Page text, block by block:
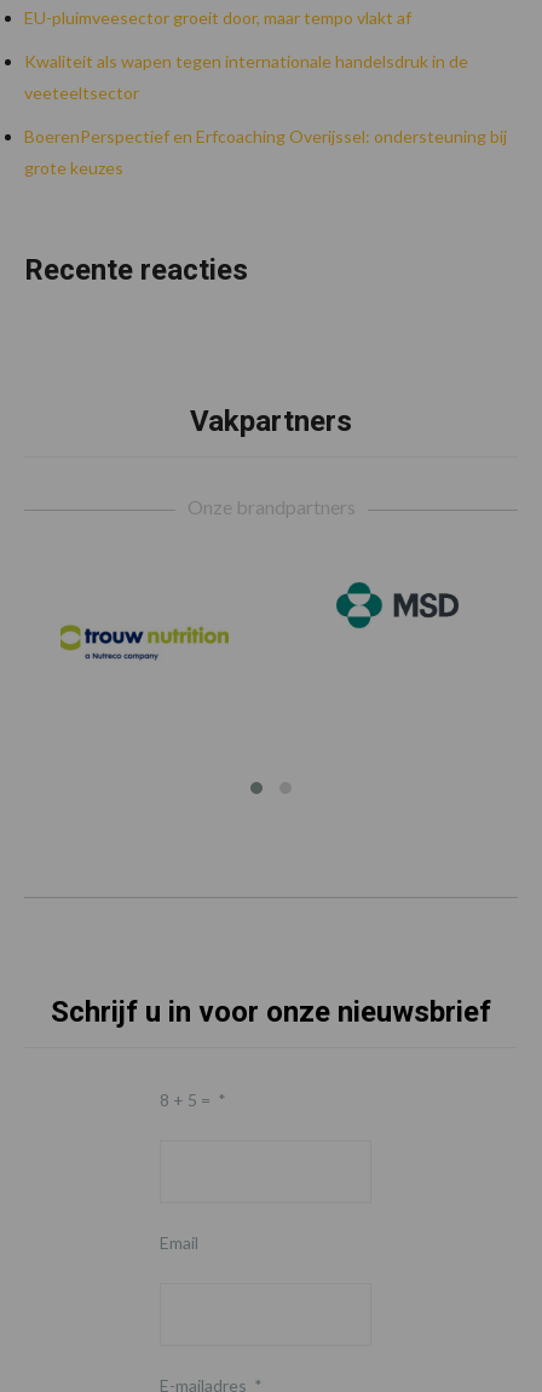
EU-pluimveesector groeit door, maar tempo vlakt af
Kwaliteit als wapen tegen internationale handelsdruk in de
veeteeltsector
BoerenPerspectief en Erfcoaching Overijssel: ondersteuning bij
grote keuzes
Recente reacties
Vakpartners
Onze brandpartners
Schrijf u in voor onze nieuwsbrief
8 + 5 = *
Email
E-mailadres *